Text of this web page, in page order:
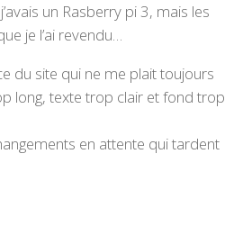
un Rasberry pi 3, mais les
je l’ai revendu…
du site qui ne me plait toujours
long, texte trop clair et fond trop
en attente qui tardent